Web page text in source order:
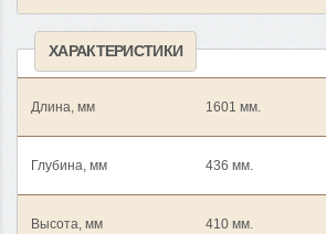
ХАРАКТЕРИСТИКИ
Длина, мм 1601 мм.
Глубина, мм 436 мм.
Высота, мм 410 мм.